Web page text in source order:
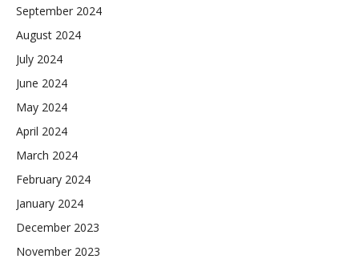
September 2024
August 2024
July 2024
June 2024
May 2024
April 2024
March 2024
February 2024
January 2024
December 2023
November 2023